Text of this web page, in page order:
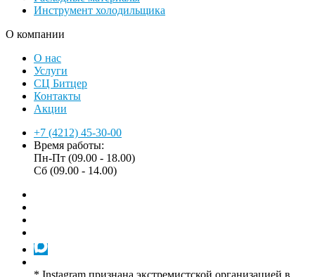
Инструмент холодильщика
О компании
О нас
Услуги
СЦ Битцер
Контакты
Акции
+7 (4212) 45-30-00
Время работы:
Пн-Пт (09.00 - 18.00)
Сб (09.00 - 14.00)
* Instagram признана экстремистской организацией в